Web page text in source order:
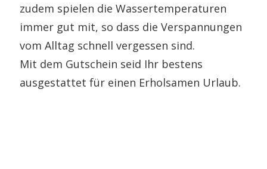
zudem spielen die Wassertemperaturen
immer gut mit, so dass die Verspannungen
vom Alltag schnell vergessen sind.
Mit dem Gutschein seid Ihr bestens
ausgestattet für einen Erholsamen Urlaub.